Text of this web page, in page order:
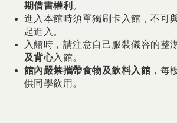
期借書權利 。
進入本館時須單獨刷卡入館，不可
起進入。
入館時，請注意自己服裝儀容的整
及背心入館。
館內嚴禁攜帶食物及飲料入館 ，每
供同學飲用。